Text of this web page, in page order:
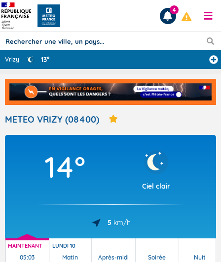
Prévisions
TOUS LES RÉSULTATS
Articles
4
Vrizy 13°
METEO VRIZY (08400)
14°
Ciel clair
5 km/h
MAINTENANT
05:03
LUNDI 10
Matin Après-midi Soirée Nuit